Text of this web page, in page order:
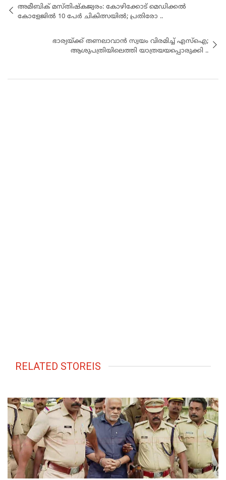
അമീബിക് മസ്തിഷ്കജ്വരം: കോഴിക്കോട് മെഡിക്കൽ
കോളേജിൽ 10 പേർ ചികിത്സയിൽ; പ്രതിരോ ..
ഭാര്യയ്ക്ക് തണലാവാൻ സ്വയം വിരമിച്ച് എസ്ഐ;
ആശുപത്രിയിലെത്തി യാത്രയയപ്പൊരുക്കി ..
RELATED STOREIS